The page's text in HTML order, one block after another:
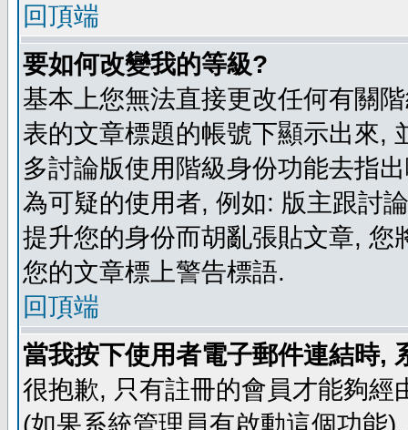
回頂端
要如何改變我的等級?
基本上您無法直接更改任何有關
表的文章標題的帳號下顯示出來,
多討論版使用階級身份功能去指
為可疑的使用者, 例如: 版主跟討
提升您的身份而胡亂張貼文章,
您的文章標上警告標語.
回頂端
當我按下使用者電子郵件連結時,
很抱歉, 只有註冊的會員才能夠
(如果系統管理員有啟動這個功能